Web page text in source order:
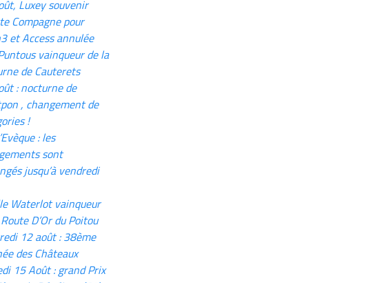
Luxey souvenir
Compagne pour
et Access annulée
vainqueur de la
de Cauterets
: nocturne de
, changement de
!
: les
sont
jusqu’à vendredi
Waterlot vainqueur
D’Or du Poitou
12 août : 38ème
des Châteaux
15 Août : grand Prix